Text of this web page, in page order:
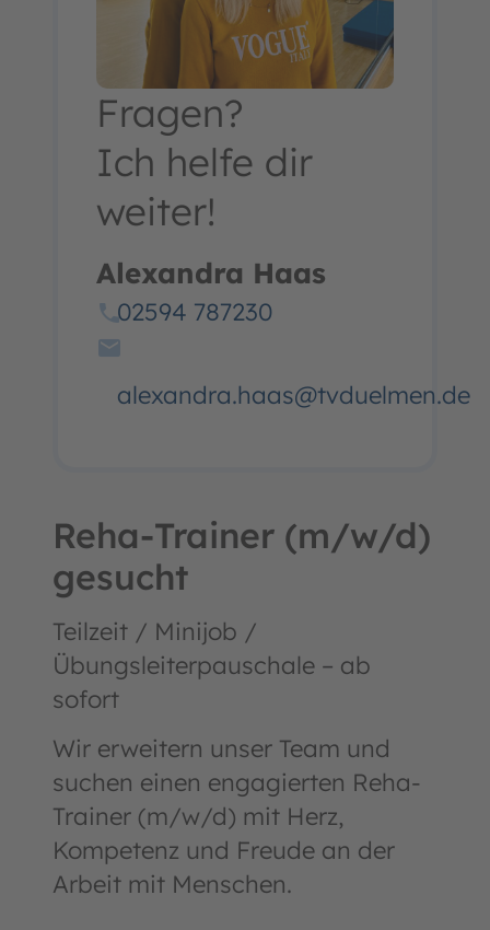
Reha-Trainer (m/w/d)
gesucht
Teilzeit / Minijob /
Übungsleiterpauschale – ab
sofort
Wir erweitern unser Team und
suchen einen engagierten Reha-
Trainer (m/w/d) mit Herz,
Kompetenz und Freude an der
Arbeit mit Menschen.
Fragen?
Ich helfe dir
weiter!
Alexandra Haas
02594 787230
alexandra.haas@tvduelmen.de